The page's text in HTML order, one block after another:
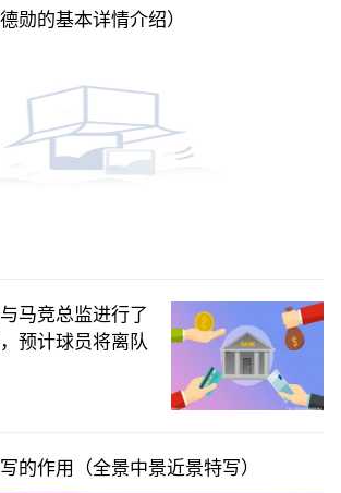
勋的基本详情介绍）
马竞总监进行了
预计球员将离队
的作用（全景中景近景特写）